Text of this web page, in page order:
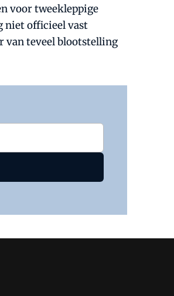
voor tweekleppige
niet officieel vast
van teveel blootstelling